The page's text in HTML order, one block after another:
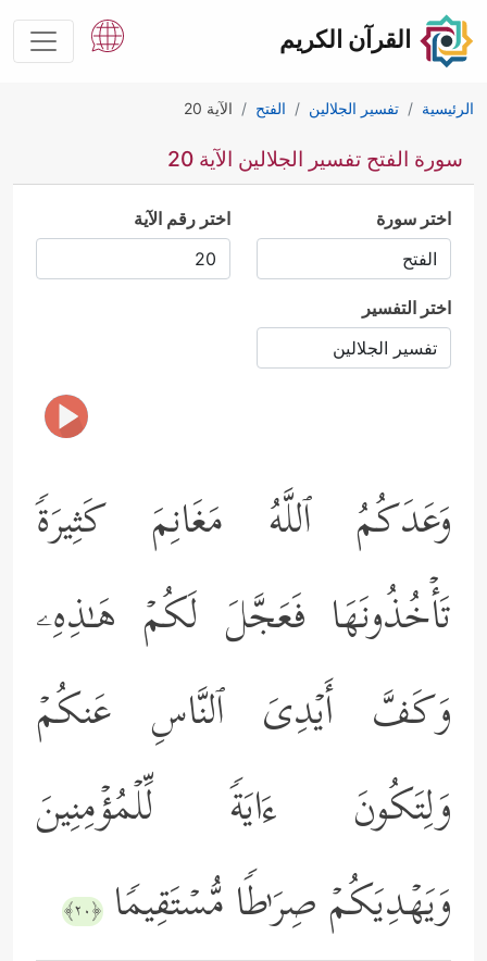
القرآن الكريم
الرئيسية تفسير الجلالين الفتح الآية 20
سورة الفتح تفسير الجلالين الآية 20
اختر سورة اختر رقم الآية
اختر التفسير
وَعَدَكُمُ ٱللَّهُ مَغَانِمَ كَثِیرَةࣰ
تَأۡخُذُونَهَا فَعَجَّلَ لَكُمۡ هَـٰذِهِۦ
وَكَفَّ أَیۡدِیَ ٱلنَّاسِ عَنكُمۡ
وَلِتَكُونَ ءَایَةࣰ لِّلۡمُؤۡمِنِینَ
وَیَهۡدِیَكُمۡ صِرَ ٰ⁠طࣰا مُّسۡتَقِیمࣰا ﴿٢٠﴾